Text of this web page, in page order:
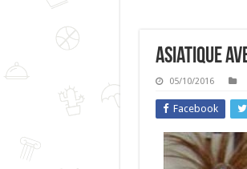
Asiatique
05/10/2016
Facebook